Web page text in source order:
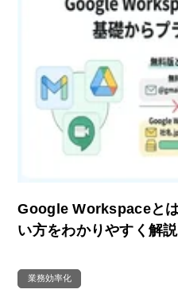
Google Workspaceと
い方をわかりやすく解説
業務効率化